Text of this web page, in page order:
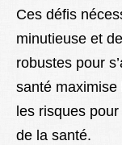
Ces défis
minutieuse et
robustes pour
santé
les risques
de la santé.